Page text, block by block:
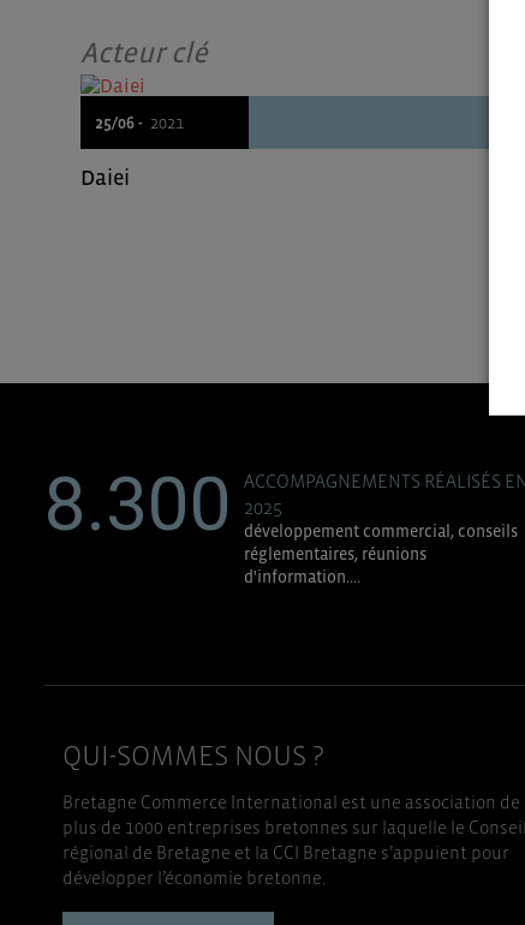
Acteur clé
25/06 - 2021
Daiei
8.300
ACCOMPAGNEMENTS RÉALISÉS EN
2025
développement commercial, conseils
réglementaires, réunions
d'information....
QUI-SOMMES NOUS ?
Bretagne Commerce International est une association de
plus de 1000 entreprises bretonnes sur laquelle le Conseil
régional de Bretagne et la CCI Bretagne s’appuient pour
développer l’économie bretonne.